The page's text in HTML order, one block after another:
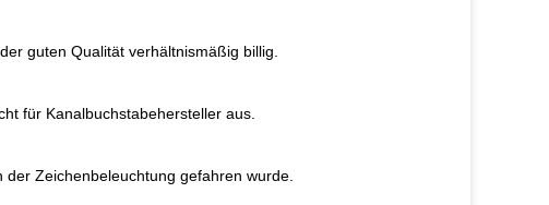
guten Qualität verhältnismäßig billig.
für Kanalbuchstabehersteller aus.
Zeichenbeleuchtung gefahren wurde.